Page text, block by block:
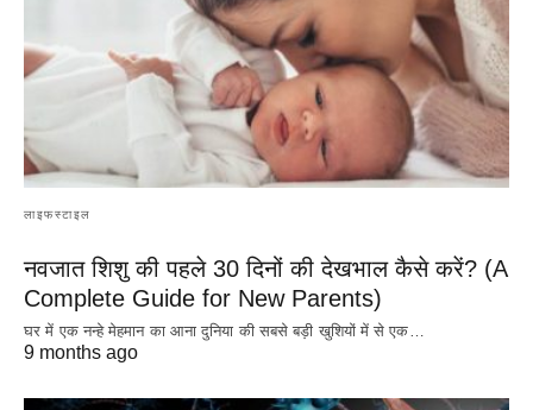
लाइफस्टाइल
नवजात शिशु की पहले 30 दिनों की देखभाल कैसे करें? (A
Complete Guide for New Parents)
घर में एक नन्हे मेहमान का आना दुनिया की सबसे बड़ी खुशियों में से एक…
9 months ago